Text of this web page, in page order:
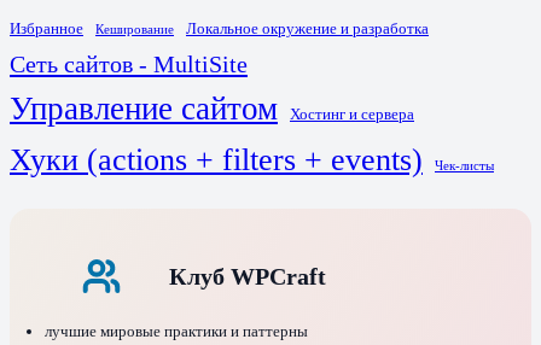
Избранное Кеширование Локальное окружение и разработка
Сеть сайтов - MultiSite
Управление сайтом Хостинг и сервера
Хуки (actions + filters + events) Чек-листы
Клуб WPCraft
лучшие мировые практики и паттерны